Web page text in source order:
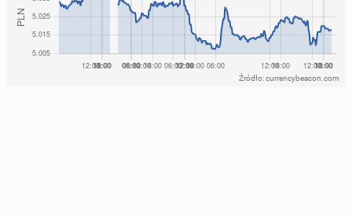
Źródło: currencybeacon.com